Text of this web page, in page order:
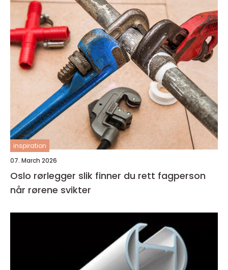
inspiration
07. March 2026
Oslo rørlegger slik finner du rett fagperson
når rørene svikter